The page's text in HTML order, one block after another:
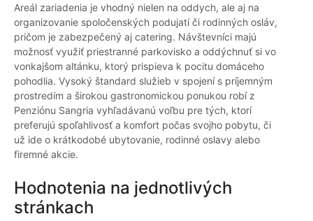
Areál zariadenia je vhodný nielen na oddych, ale aj na
organizovanie spoločenských podujatí či rodinných osláv,
pričom je zabezpečený aj catering. Návštevníci majú
možnosť využiť priestranné parkovisko a oddýchnuť si vo
vonkajšom altánku, ktorý prispieva k pocitu domáceho
pohodlia. Vysoký štandard služieb v spojení s príjemným
prostredím a širokou gastronomickou ponukou robí z
Penziónu Sangria vyhľadávanú voľbu pre tých, ktorí
preferujú spoľahlivosť a komfort počas svojho pobytu, či
už ide o krátkodobé ubytovanie, rodinné oslavy alebo
firemné akcie.
Hodnotenia na jednotlivých
stránkach